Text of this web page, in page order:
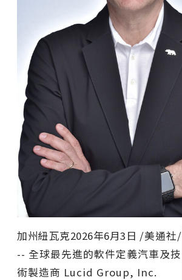
加州紐瓦克2026年6月3日 /美通社/
-- 全球最先進的軟件定義汽車及技
術製造商 Lucid Group, Inc.